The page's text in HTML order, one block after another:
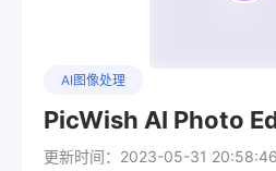
AI图像处理
PicWish AI Photo
更新时间：2023-05-31 20:58:46